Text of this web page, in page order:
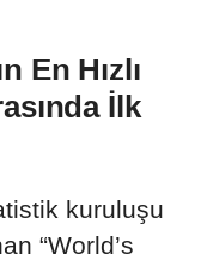
En Hızlı
İlk
kuruluşu
“World’s